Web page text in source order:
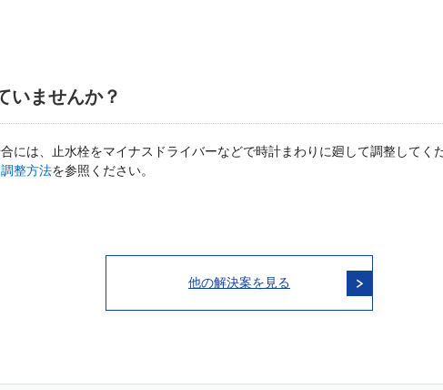
いませんか？
には、止水栓をマイナスドライバーなどで時計まわりに廻して調整してく
整方法を参照ください。
他の解決案を見る